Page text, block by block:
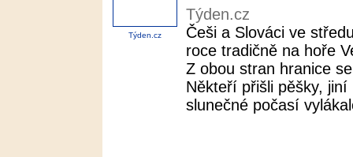
Týden.cz
Týden.cz
Češi a Slováci ve
roce tradičně na hoře
Z obou stran hranice
Někteří přišli pěšky,
slunečné počasí